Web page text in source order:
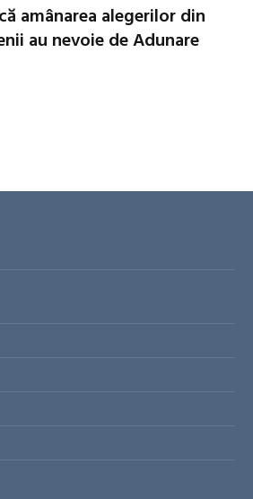
amânarea alegerilor din
au nevoie de Adunare